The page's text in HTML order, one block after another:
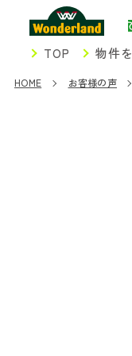
TOP 物件
HOME お客様の声